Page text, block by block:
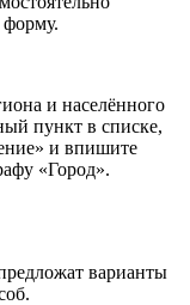
форму.
и населённого
пункт в списке,
и впишите
«Город».
варианты